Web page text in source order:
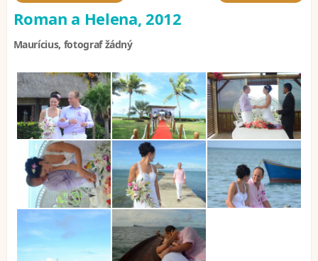
Roman a Helena, 2012
Maurícius, fotograf žádný